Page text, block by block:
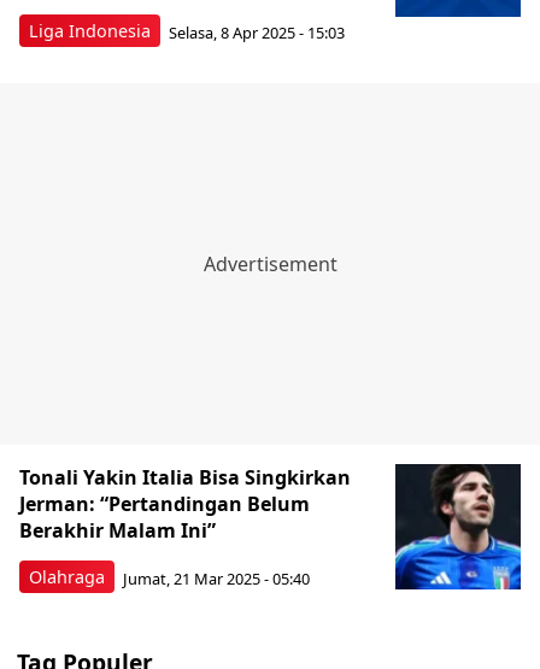
Liga Indonesia Selasa, 8 Apr 2025 - 15:03
Olahraga
Tonali Yakin Italia Bisa Singkirkan
Jerman: “Pertandingan Belum
Berakhir Malam Ini”
Jumat, 21 Mar 2025 - 05:40